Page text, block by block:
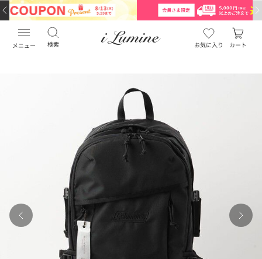
メニュー 検索 お気に入り カート